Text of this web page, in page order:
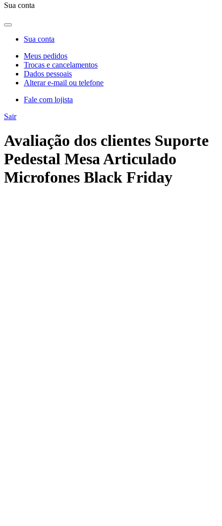
Sua conta
Sua conta
Meus pedidos
Trocas e cancelamentos
Dados pessoais
Alterar e-mail ou telefone
Fale com lojista
Sair
Avaliação dos clientes Suporte
Pedestal Mesa Articulado
Microfones Black Friday